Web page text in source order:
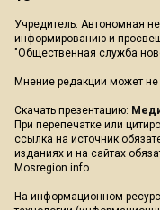
Учредитель: Автономная
информированию и
"Общественная служба
Мнение редакции может
Скачать презентацию:
При перепечатке или
ссылка на источник
изданиях и на сайтах
Mosregion.info.
На информационном